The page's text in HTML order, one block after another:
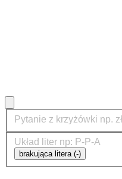
brakująca litera (-)